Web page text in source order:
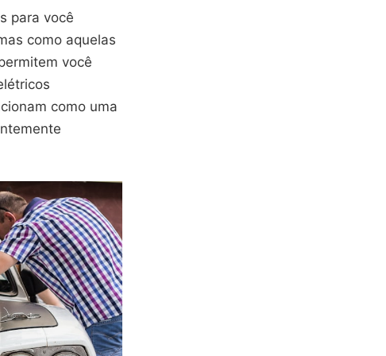
para você
como aquelas
você
como uma